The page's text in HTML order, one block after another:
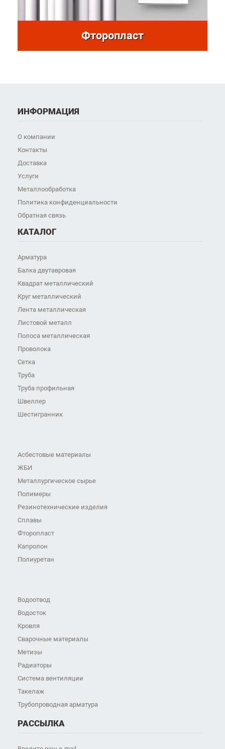
Фторопласт
ИНФОРМАЦИЯ
О компании
Контакты
Доставка
Услуги
Металлообработка
Политика конфиденциальности
Обратная связь
КАТАЛОГ
Арматура
Балка двутавровая
Квадрат металлический
Круг металлический
Лента металлическая
Листовой металл
Полоса металлическая
Проволока
Сетка
Труба
Труба профильная
Швеллер
Шестигранник
Асбестовые материалы
ЖБИ
Металлургическое сырье
Полимеры
Резинотехнические изделия
Сплавы
Фторопласт
Капролон
Полиуретан
Водоотвод
Водосток
Кровля
Сварочные материалы
Метизы
Радиаторы
Система вентиляции
Такелаж
Трубопроводная арматура
РАССЫЛКА